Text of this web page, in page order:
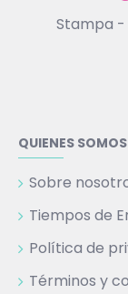
Stampa -
QUIENES SOMOS
Sobre
Tiempos de
Política de
Términos y